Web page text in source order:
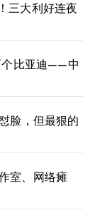
三大利好连夜
个比亚迪——中
脸，但最狠的
室、网络瘫